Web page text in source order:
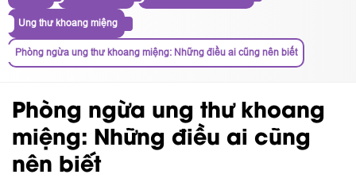
Ung thư khoang miệng
Phòng ngừa ung thư khoang miệng: Những điều ai cũng nên biết
Phòng ngừa ung thư khoang
miệng: Những điều ai cũng
nên biết